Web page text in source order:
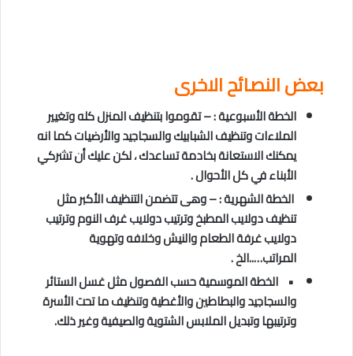
بعض النصائح الاخرى
الخطة الأسبوعية : – تقوموا بتنظيف المنزل كله وتغيير
الملاءات وتنظيف الشبابيك والسجاجيد والأرضيات كما انه
يمكنك الاستعانة بخادمة تساعدك ، لكن عليك أن تشركي
الأبناء في كل الأحوال .
الخطة الشهرية : – وهى تتضمن التنظيف الأكبر مثل
تنظيف دولايب المطبخ وترتيب دولايب غرف النوم وترتيب
دولايب غرفة الطعام والنيش وخلافه وتهوية
المراتب…..الخ .
• الخطة الموسمية حسب الفصول مثل غسل الستائر
والسجاجيد والبطاطين والأغطية وتنظيف ما تحت الأسرة
وترتيبها وتبديل الملابس الشتوية والصيفية وغير ذلك.